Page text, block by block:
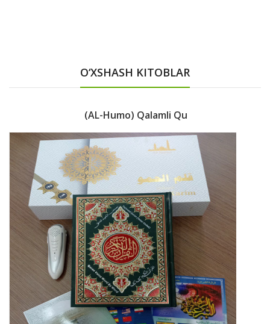
O‘XSHASH KITOBLAR
(AL-Humo) Qalamli Qu